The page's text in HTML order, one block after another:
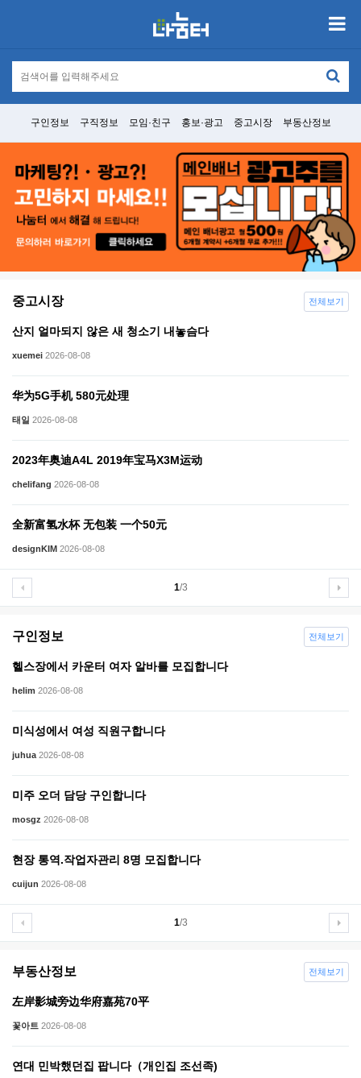
구인정보 구직정보 모임·친구 홍보·광고 중고시장 부동산정보
중고시장
산지 얼마되지 않은 새 청소기 내놓슴다
xuemei 2026-08-08
华为5G手机 580元处理
태일 2026-08-08
2023年奥迪A4L 2019年宝马X3M运动
chelifang 2026-08-08
全新富氢水杯 无包装 一个50元
designKIM 2026-08-08
1/3
전체보기
구인정보
헬스장에서 카운터 여자 알바를 모집합니다
helim 2026-08-08
미식성에서 여성 직원구합니다
juhua 2026-08-08
미주 오더 담당 구인합니다
mosgz 2026-08-08
현장 통역.작업자관리 8명 모집합니다
cuijun 2026-08-08
1/3
전체보기
부동산정보
左岸影城旁边华府嘉苑70平
꽃아트 2026-08-08
연대 민박했던집 팝니다（개인집 조선족)
전체보기